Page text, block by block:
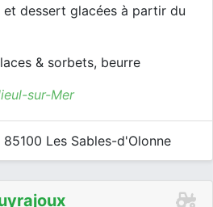
dessert glacées à partir du
& sorbets, beurre
sur-Mer
Les Sables-d'Olonne